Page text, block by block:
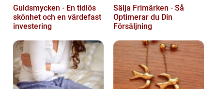
Guldsmycken - En tidlös
skönhet och en värdefast
investering
Sälja Frimärken - Så
Optimerar du Din
Försäljning